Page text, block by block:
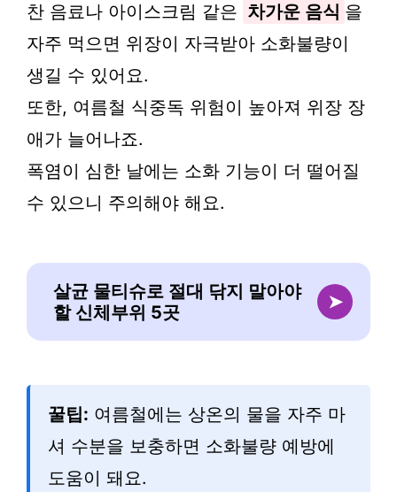
찬 음료나 아이스크림 같은 차가운 음식 을
자주 먹으면 위장이 자극받아 소화불량이
생길 수 있어요.
또한, 여름철 식중독 위험이 높아져 위장 장
애가 늘어나죠.
폭염이 심한 날에는 소화 기능이 더 떨어질
수 있으니 주의해야 해요.
살균 물티슈로 절대 닦지 말아야
할 신체부위 5곳
➤
꿀팁: 여름철에는 상온의 물을 자주 마
셔 수분을 보충하면 소화불량 예방에
도움이 돼요.